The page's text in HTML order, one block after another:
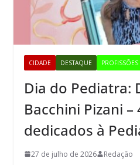
CIDADE DESTAQUE PROFISSÕES
Dia do Pediatra:
Bacchini Pizani –
dedicados à
27 de julho de 2026 Redação